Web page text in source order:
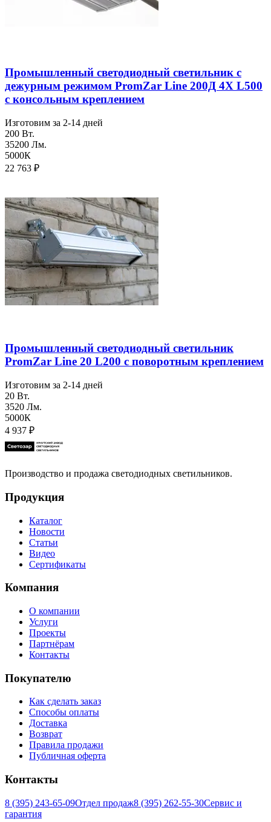
Промышленный светодиодный светильник с
дежурным режимом PromZar Line 200Д 4Х L500
с консольным креплением
Изготовим за 2-14 дней
200 Вт.
35200 Лм.
5000К
22 763 ₽
Промышленный светодиодный светильник
PromZar Line 20 L200 с поворотным креплением
Изготовим за 2-14 дней
20 Вт.
3520 Лм.
5000К
4 937 ₽
Производство и продажа светодиодных светильников.
Продукция
Каталог
Новости
Статьи
Видео
Сертификаты
Компания
О компании
Услуги
Проекты
Партнёрам
Контакты
Покупателю
Как сделать заказ
Способы оплаты
Доставка
Возврат
Правила продажи
Публичная оферта
Контакты
8 (395) 243-65-09Отдел продаж8 (395) 262-55-30Сервис и
гарантия